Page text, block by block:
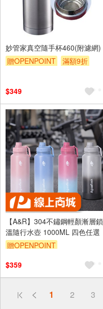
妙管家真空隨手杯460(附濾網)
贈OPENPOINT
滿額9折
$349
【A&R】304不鏽鋼輕顏漸層鎖
溫隨行水壺 1000ML 四色任選
贈OPENPOINT
$359
1 2 3
偏遠地區配送